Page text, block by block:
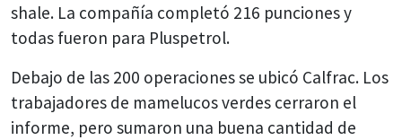
shale. La compañía completó 216 punciones y
todas fueron para Pluspetrol.
Debajo de las 200 operaciones se ubicó Calfrac. Los
trabajadores de mamelucos verdes cerraron el
informe, pero sumaron una buena cantidad de